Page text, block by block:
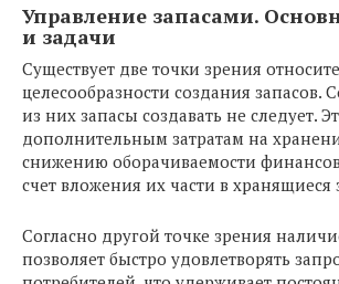
Управление запасами.
и задачи
Существует две точки зрения
целесообразности создания запасов.
из них запасы создавать не следует.
дополнительным затратам на
снижению оборачиваемости
счет вложения их части в хранящиеся
Согласно другой точке зрения
позволяет быстро удовлетворять